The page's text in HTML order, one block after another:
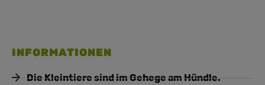
INFORMATIONEN
Die Kleintiere sind im Gehege am Hündle.